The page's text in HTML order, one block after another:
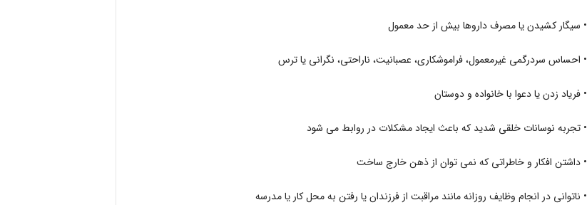
• سیگار کشیدن یا مصرف داروها بیش از حد معمول
• احساس سردرگمی غیرمعمول، فراموشکاری، عصبانیت، ناراحتی، نگرانی یا ترس
• فریاد زدن یا دعوا با خانواده و دوستان
• تجربه نوسانات خلقی شدید که باعث ایجاد مشکلات در روابط می شود
• داشتن افکار و خاطراتی که نمی توان از ذهن خارج ساخت
• ناتوانی در انجام وظایف روزانه مانند مراقبت از فرزندان یا رفتن به محل کار یا مدرسه